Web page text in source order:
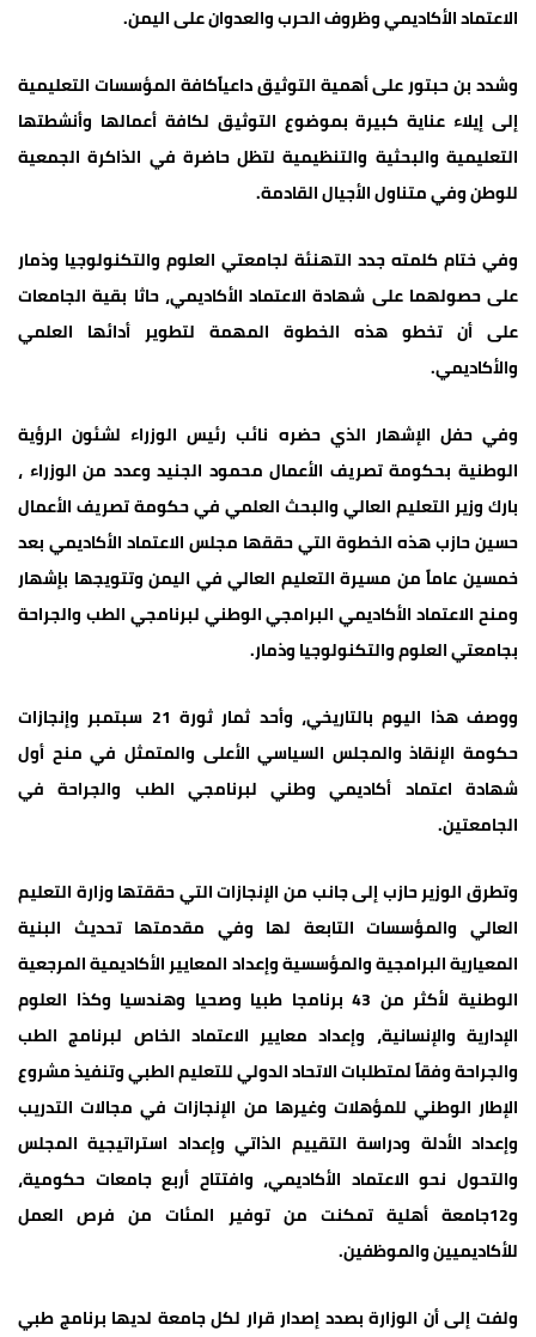
الاعتماد الأكاديمي وظروف الحرب والعدوان على اليمن.
وشدد بن حبتور على أهمية التوثيق داعياًكافة المؤسسات التعليمية
إلى إيلاء عناية كبيرة بموضوع التوثيق لكافة أعمالها وأنشطتها
التعليمية والبحثية والتنظيمية لتظل حاضرة في الذاكرة الجمعية
للوطن وفي متناول الأجيال القادمة.
وفي ختام كلمته جدد التهنئة لجامعتي العلوم والتكنولوجيا وذمار
على حصولهما على شهادة الاعتماد الأكاديمي، حاثا بقية الجامعات
على أن تخطو هذه الخطوة المهمة لتطوير أدائها العلمي
والأكاديمي.
وفي حفل الإشهار الذي حضره نائب رئيس الوزراء لشئون الرؤية
الوطنية بحكومة تصريف الأعمال محمود الجنيد وعدد من الوزراء ،
بارك وزير التعليم العالي والبحث العلمي في حكومة تصريف الأعمال
حسين حازب هذه الخطوة التي حققها مجلس الاعتماد الأكاديمي بعد
خمسين عاماً من مسيرة التعليم العالي في اليمن وتتويجها بإشهار
ومنح الاعتماد الأكاديمي البرامجي الوطني لبرنامجي الطب والجراحة
بجامعتي العلوم والتكنولوجيا وذمار.
ووصف هذا اليوم بالتاريخي، وأحد ثمار ثورة 21 سبتمبر وإنجازات
حكومة الإنقاذ والمجلس السياسي الأعلى والمتمثل في منح أول
شهادة اعتماد أكاديمي وطني لبرنامجي الطب والجراحة في
الجامعتين.
وتطرق الوزير حازب إلى جانب من الإنجازات التي حققتها وزارة التعليم
العالي والمؤسسات التابعة لها وفي مقدمتها تحديث البنية
المعيارية البرامجية والمؤسسية وإعداد المعايير الأكاديمية المرجعية
الوطنية لأكثر من 43 برنامجا طبيا وصحيا وهندسيا وكذا العلوم
الإدارية والإنسانية، وإعداد معايير الاعتماد الخاص لبرنامج الطب
والجراحة وفقاً لمتطلبات الاتحاد الدولي للتعليم الطبي وتنفيذ مشروع
الإطار الوطني للمؤهلات وغيرها من الإنجازات في مجالات التدريب
وإعداد الأدلة ودراسة التقييم الذاتي وإعداد استراتيجية المجلس
والتحول نحو الاعتماد الأكاديمي، وافتتاح أربع جامعات حكومية،
و12جامعة أهلية تمكنت من توفير المئات من فرص العمل
للأكاديميين والموظفين.
ولفت إلى أن الوزارة بصدد إصدار قرار لكل جامعة لديها برنامج طبي